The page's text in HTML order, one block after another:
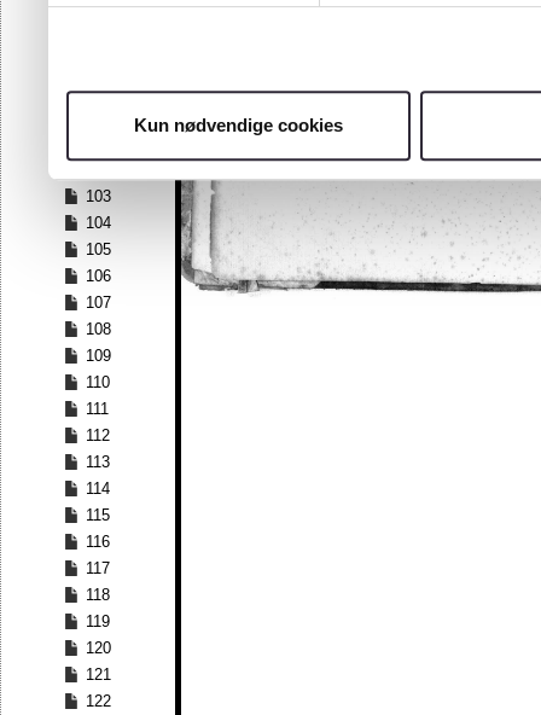
Kun nødvendige cookies
96
99
103
104
105
106
107
108
109
110
111
112
113
114
115
116
117
118
119
120
121
122